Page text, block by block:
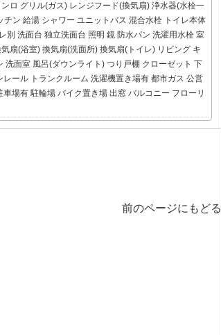
ロ グリル(ガス) レンジフード(換気扇) 浄水器(水栓一
チン 給湯 シャワー ユニットバス 混合水栓 トイレ本体
別 洗面台 独立洗面台 照明 鏡 防水パン 洗濯用水栓 室
扇(浴室) 換気扇(洗面所) 換気扇(トイレ) リビング キ
洗面室 風呂(ダウンライト) つり戸棚 クローゼット 下
レール トランクルーム 洗濯機置き場有 都市ガス 公営
車場有 駐輪場 バイク置き場 出窓 バルコニー フローリ
前のページにもどる